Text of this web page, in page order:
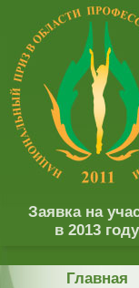
Заявка на
в 2013 году
Главная